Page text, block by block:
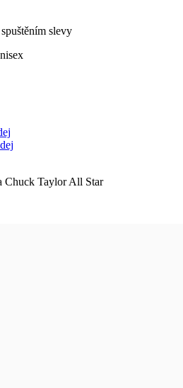
slevy
Chuck Taylor All Star